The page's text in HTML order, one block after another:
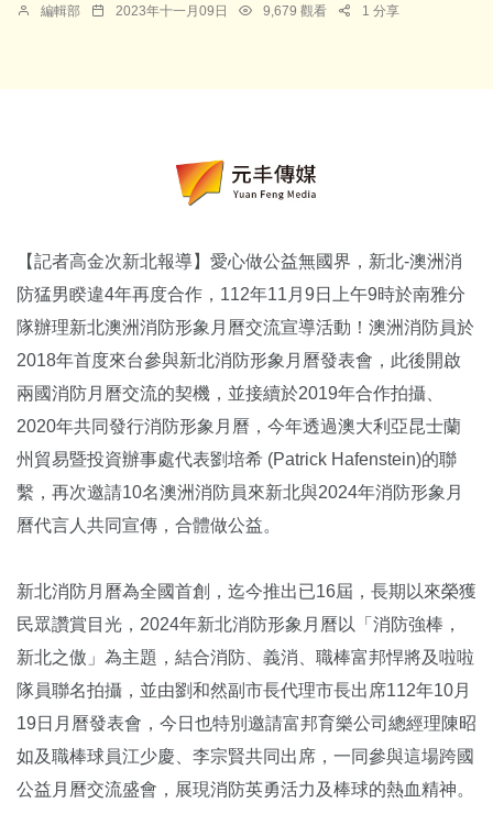
編輯部 2023年十一月09日 9,679 觀看 1 分享
【記者高金次新北報導】愛心做公益無國界，新北-澳洲消
防猛男睽違4年再度合作，112年11月9日上午9時於南雅分
隊辦理新北澳洲消防形象月曆交流宣導活動！澳洲消防員於
2018年首度來台參與新北消防形象月曆發表會，此後開啟
兩國消防月曆交流的契機，並接續於2019年合作拍攝、
2020年共同發行消防形象月曆，今年透過澳大利亞昆士蘭
州貿易暨投資辦事處代表劉培希 (Patrick Hafenstein)的聯
繫，再次邀請10名澳洲消防員來新北與2024年消防形象月
曆代言人共同宣傳，合體做公益。
新北消防月曆為全國首創，迄今推出已16屆，長期以來榮獲
民眾讚賞目光，2024年新北消防形象月曆以「消防強棒，
新北之傲」為主題，結合消防、義消、職棒富邦悍將及啦啦
隊員聯名拍攝，並由劉和然副市長代理市長出席112年10月
19日月曆發表會，今日也特別邀請富邦育樂公司總經理陳昭
如及職棒球員江少慶、李宗賢共同出席，一同參與這場跨國
公益月曆交流盛會，展現消防英勇活力及棒球的熱血精神。